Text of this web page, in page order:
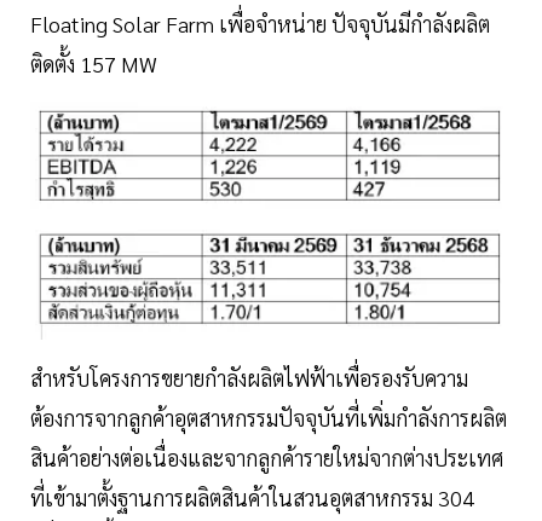
Floating Solar Farm เพื่อจำหน่าย ปัจจุบันมีกำลังผลิต
ติดตั้ง 157 MW
สำหรับโครงการขยายกำลังผลิตไฟฟ้าเพื่อรองรับความ
ต้องการจากลูกค้าอุตสาหกรรมปัจจุบันที่เพิ่มกำลังการผลิต
สินค้าอย่างต่อเนื่องและจากลูกค้ารายใหม่จากต่างประเทศ
ที่เข้ามาตั้งฐานการผลิตสินค้าในสวนอุตสาหกรรม 304